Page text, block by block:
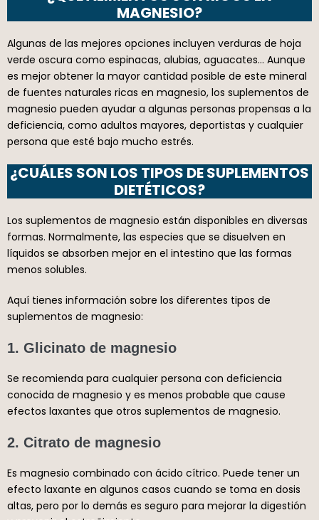
MAGNESIO?
Algunas de las mejores opciones incluyen verduras de hoja
verde oscura como espinacas, alubias, aguacates… Aunque
es mejor obtener la mayor cantidad posible de este mineral
de fuentes naturales ricas en magnesio, los suplementos de
magnesio pueden ayudar a algunas personas propensas a la
deficiencia, como adultos mayores, deportistas y cualquier
persona que esté bajo mucho estrés.
¿CUÁLES SON LOS TIPOS DE SUPLEMENTOS
DIETÉTICOS?
Los suplementos de magnesio están disponibles en diversas
formas. Normalmente, las especies que se disuelven en
líquidos se absorben mejor en el intestino que las formas
menos solubles.
Aquí tienes información sobre los diferentes tipos de
suplementos de magnesio:
1. Glicinato de magnesio
Se recomienda para cualquier persona con deficiencia
conocida de magnesio y es menos probable que cause
efectos laxantes que otros suplementos de magnesio.
2. Citrato de magnesio
Es magnesio combinado con ácido cítrico. Puede tener un
efecto laxante en algunos casos cuando se toma en dosis
altas, pero por lo demás es seguro para mejorar la digestión